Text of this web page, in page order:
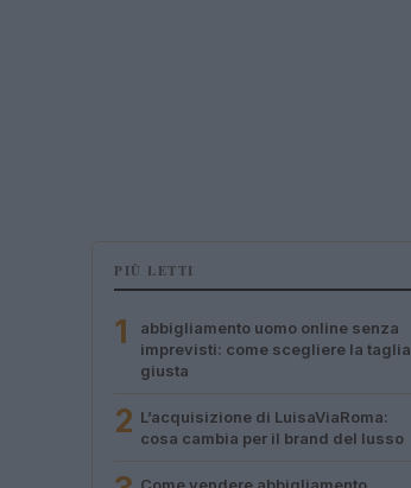
PIÙ LETTI
1
abbigliamento uomo online senza
imprevisti: come scegliere la taglia
giusta
2 L’acquisizione di LuisaViaRoma:
cosa cambia per il brand del lusso